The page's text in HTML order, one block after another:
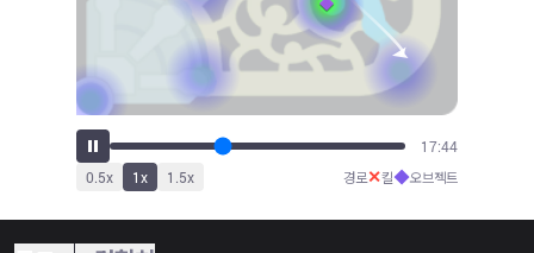
18:42
0.5x 1x 1.5x 경로✕킬◆오브젝트